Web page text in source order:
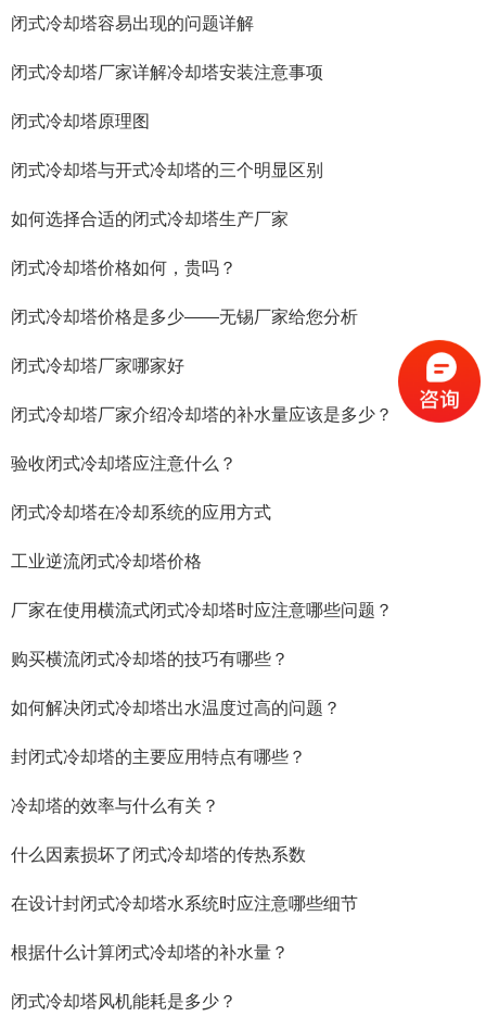
闭式冷却塔容易出现的问题详解
闭式冷却塔厂家详解冷却塔安装注意事项
闭式冷却塔原理图
闭式冷却塔与开式冷却塔的三个明显区别
如何选择合适的闭式冷却塔生产厂家
闭式冷却塔价格如何，贵吗？
闭式冷却塔价格是多少——无锡厂家给您分析
闭式冷却塔厂家哪家好
闭式冷却塔厂家介绍冷却塔的补水量应该是多少？
验收闭式冷却塔应注意什么？
闭式冷却塔在冷却系统的应用方式
工业逆流闭式冷却塔价格
厂家在使用横流式闭式冷却塔时应注意哪些问题？
购买横流闭式冷却塔的技巧有哪些？
如何解决闭式冷却塔出水温度过高的问题？
封闭式冷却塔的主要应用特点有哪些？
冷却塔的效率与什么有关？
什么因素损坏了闭式冷却塔的传热系数
在设计封闭式冷却塔水系统时应注意哪些细节
根据什么计算闭式冷却塔的补水量？
闭式冷却塔风机能耗是多少？